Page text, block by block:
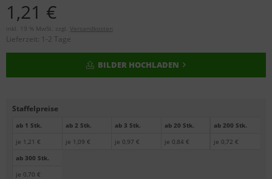
1,21 €
inkl. 19 % MwSt. zzgl. Versandkosten
Lieferzeit: 1-2 Tage
BILDER HOCHLADEN
Staffelpreise
ab 1 Stk.
je 1,21 €
ab 2 Stk.
je 1,09 €
ab 3 Stk.
je 0,97 €
ab 20 Stk.
je 0,84 €
ab 200 Stk.
je 0,72 €
ab 300 Stk.
je 0,70 €